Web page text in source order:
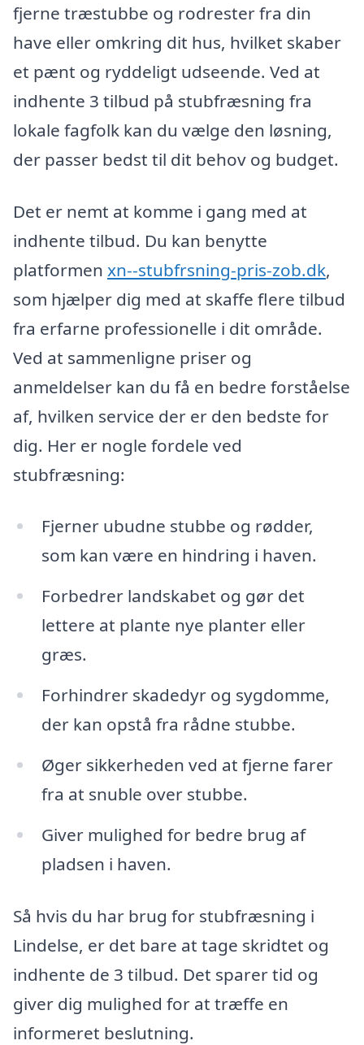
fjerne træstubbe og rodrester fra din
have eller omkring dit hus, hvilket skaber
et pænt og ryddeligt udseende. Ved at
indhente 3 tilbud på stubfræsning fra
lokale fagfolk kan du vælge den løsning,
der passer bedst til dit behov og budget.
Det er nemt at komme i gang med at
indhente tilbud. Du kan benytte
platformen xn--stubfrsning-pris-zob.dk,
som hjælper dig med at skaffe flere tilbud
fra erfarne professionelle i dit område.
Ved at sammenligne priser og
anmeldelser kan du få en bedre forståelse
af, hvilken service der er den bedste for
dig. Her er nogle fordele ved
stubfræsning:
Fjerner ubudne stubbe og rødder,
som kan være en hindring i haven.
Forbedrer landskabet og gør det
lettere at plante nye planter eller
græs.
Forhindrer skadedyr og sygdomme,
der kan opstå fra rådne stubbe.
Øger sikkerheden ved at fjerne farer
fra at snuble over stubbe.
Giver mulighed for bedre brug af
pladsen i haven.
Så hvis du har brug for stubfræsning i
Lindelse, er det bare at tage skridtet og
indhente de 3 tilbud. Det sparer tid og
giver dig mulighed for at træffe en
informeret beslutning.